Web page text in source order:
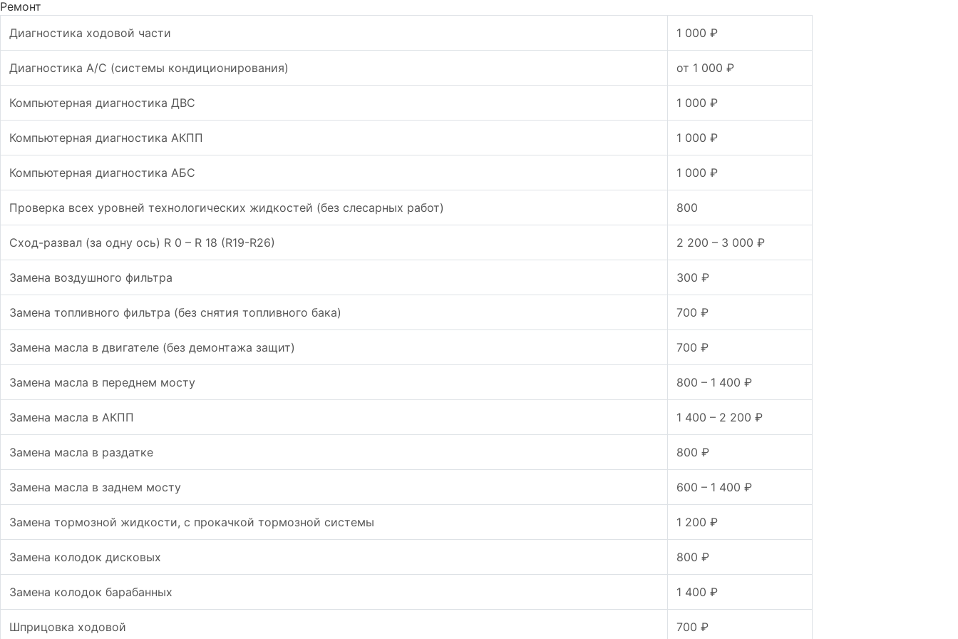
Ремонт
Диагностика ходовой части
1 000 ₽
Диагностика А/С (системы кондиционирования) от 1 000 ₽
Компьютерная диагностика ДВС 1 000 ₽
Компьютерная диагностика АКПП 1 000 ₽
Компьютерная диагностика АБС 1 000 ₽
Проверка всех уровней технологических жидкостей (без слесарных работ) 800
Сход-развал (за одну ось) R 0 – R 18 (R19-R26) 2 200 – 3 000 ₽
Замена воздушного фильтра 300 ₽
Замена топливного фильтра (без снятия топливного бака) 700 ₽
Замена масла в двигателе (без демонтажа защит) 700 ₽
Замена масла в переднем мосту 800 – 1 400 ₽
Замена масла в АКПП 1 400 – 2 200 ₽
Замена масла в раздатке 800 ₽
Замена масла в заднем мосту 600 – 1 400 ₽
Замена тормозной жидкости, с прокачкой тормозной системы 1 200 ₽
Замена колодок дисковых 800 ₽
Замена колодок барабанных 1 400 ₽
Шприцовка ходовой 700 ₽